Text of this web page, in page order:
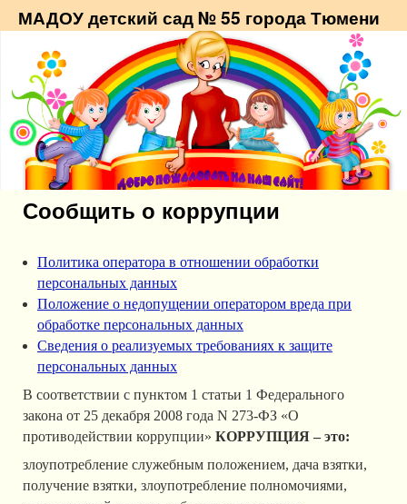
МАДОУ детский сад № 55 города Тюмени
Сообщить о коррупции
Политика оператора в отношении обработки
персональных данных
Положение о недопущении оператором вреда при
обработке персональных данных
Сведения о реализуемых требованиях к защите
персональных данных
В соответствии с пунктом 1 статьи 1 Федерального
закона от 25 декабря 2008 года N 273-ФЗ «О
противодействии коррупции» КОРРУПЦИЯ – это:
злоупотребление служебным положением, дача взятки,
получение взятки, злоупотребление полномочиями,